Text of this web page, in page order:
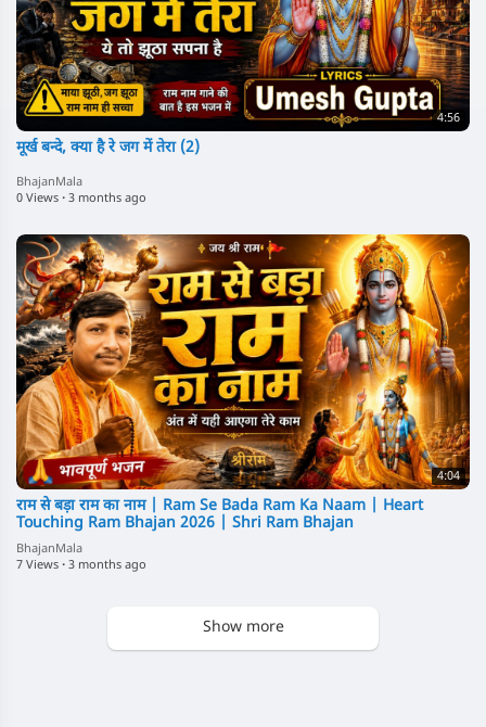
4:56
मूर्ख बन्दे, क्या है रे जग में तेरा (2)
BhajanMala
0 Views · 3 months ago
4:04
⁣राम से बड़ा राम का नाम | Ram Se Bada Ram Ka Naam | Heart
Touching Ram Bhajan 2026 | Shri Ram Bhajan
BhajanMala
7 Views · 3 months ago
Show more